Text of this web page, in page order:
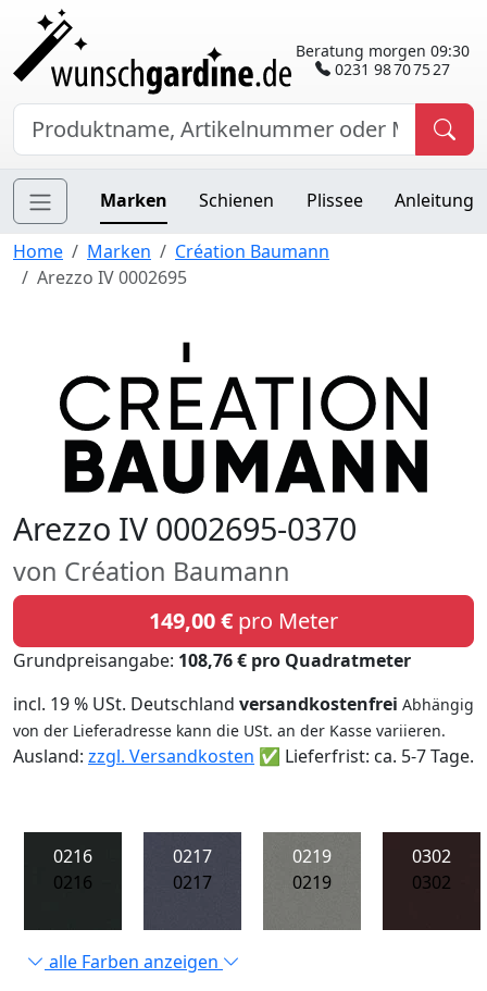
Beratung morgen 09:30
0231 98 70 75 27
Marken Schienen Plissee Anleitung
Home Marken
Création Baumann
Arezzo IV 0002695
Arezzo IV 0002695-0370
von Création Baumann
149,00 € pro Meter
Grundpreisangabe: 108,76 € pro Quadratmeter
incl. 19 % USt. Deutschland versandkostenfrei Abhängig
von der Lieferadresse kann die USt. an der Kasse variieren.
Ausland: zzgl. Versandkosten ✅ Lieferfrist: ca. 5-7 Tage.
0216
0216
0217
0217
0219
0219
0302
0302
alle Farben anzeigen